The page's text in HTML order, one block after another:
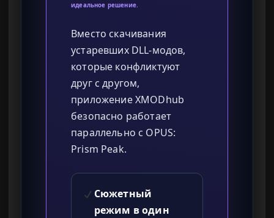
идеальное решение.
Вместо скачивания
устаревших DLL-модов,
которые конфликтуют
друг с другом,
приложение XMODhub
безопасно работает
параллельно с OPUS:
Prism Peak.
Сюжетный
режим в один